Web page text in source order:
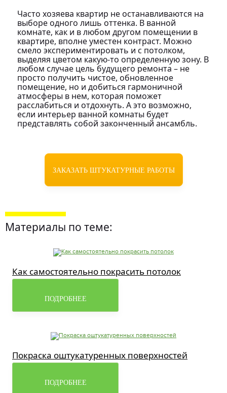
Часто хозяева квартир не останавливаются на
выборе одного лишь оттенка. В ванной
комнате, как и в любом другом помещении в
квартире, вполне уместен контраст. Можно
смело экспериментировать и с потолком,
выделяя цветом какую-то определенную зону. В
любом случае цель будущего ремонта – не
просто получить чистое, обновленное
помещение, но и добиться гармоничной
атмосферы в нем, которая поможет
расслабиться и отдохнуть. А это возможно,
если интерьер ванной комнаты будет
представлять собой законченный ансамбль.
ЗАКАЗАТЬ ШТУКАТУРНЫЕ РАБОТЫ
Материалы по теме:
Как самостоятельно покрасить потолок
ПОДРОБНЕЕ
Покраска оштукатуренных поверхностей
ПОДРОБНЕЕ